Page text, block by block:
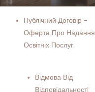
Публічний Договір –
Оферта Про Надання
Освітніх Послуг.
Відмова Від
Відповідальності